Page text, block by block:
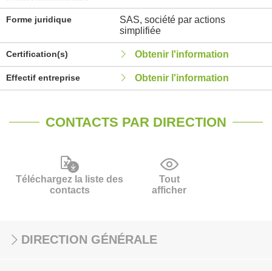
Forme juridique
SAS, société par actions
simplifiée
Certification(s) Obtenir l'information
Effectif entreprise Obtenir l'information
CONTACTS PAR DIRECTION
Téléchargez la liste des
contacts
Tout
afficher
DIRECTION GÉNÉRALE